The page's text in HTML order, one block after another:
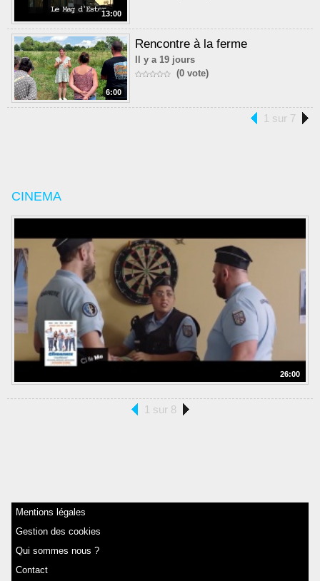
13:00
6:00
Rencontre à la ferme
Il y a 19 jours
(0 vote)
1 sur 7
CINEMA
26:00
1 sur 8
Mentions légales
Gestion des cookies
Qui sommes nous ?
Contact